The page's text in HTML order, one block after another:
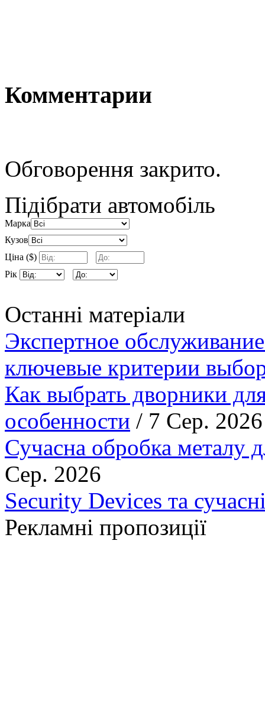
Комментарии
Обговорення закрито.
Підібрати автомобіль
Марка
Кузов
Ціна ($)
Рік
Останні матеріали
Экспертное
ключевые критерии
Как выбрать дворники
особенности / 7 Сер. 2026
Сучасна обробка металу
Сер. 2026
Security Devices та
Рекламні пропозиції